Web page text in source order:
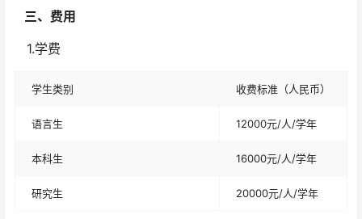
三、费用
1.学费
学生类别 收费标准（人民币）
语言生 12000元/人/学年
本科生 16000元/人/学年
研究生 20000元/人/学年